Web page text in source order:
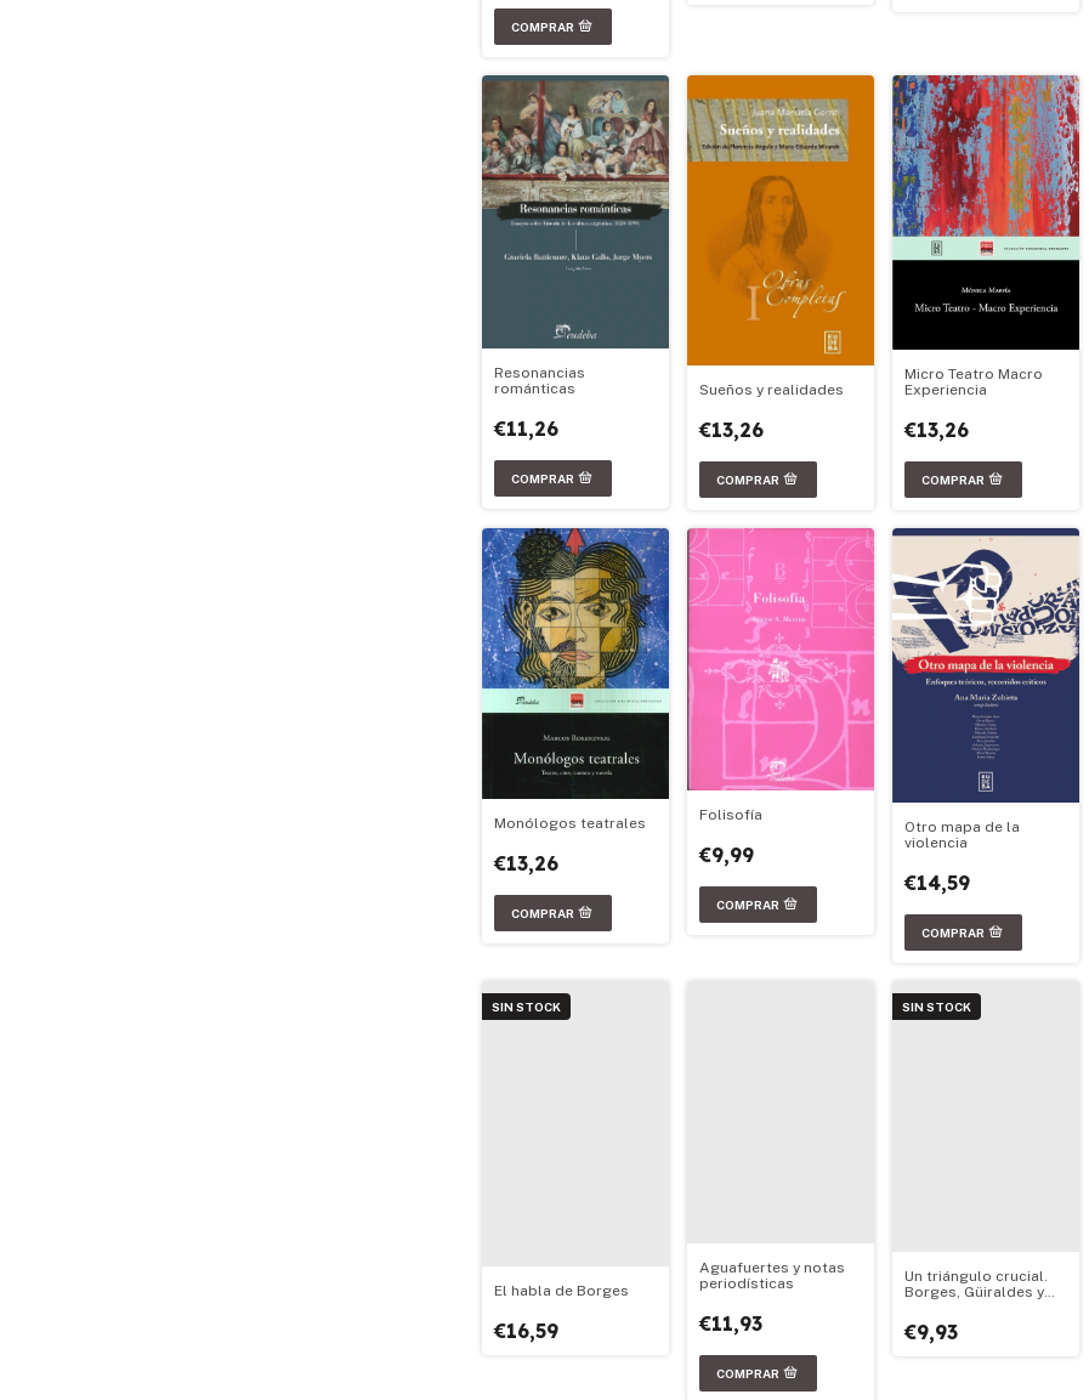
Resonancias
románticas
€11,26
Sueños y realidades
€13,26
Micro Teatro Macro
Experiencia
€13,26
Monólogos teatrales
€13,26
Folisofía
€9,99
Otro mapa de la
violencia
€14,59
SIN STOCK
El habla de Borges
€16,59
Aguafuertes y notas
periodísticas
€11,93
SIN STOCK
Un triángulo crucial.
Borges, Güiraldes y
€9,93